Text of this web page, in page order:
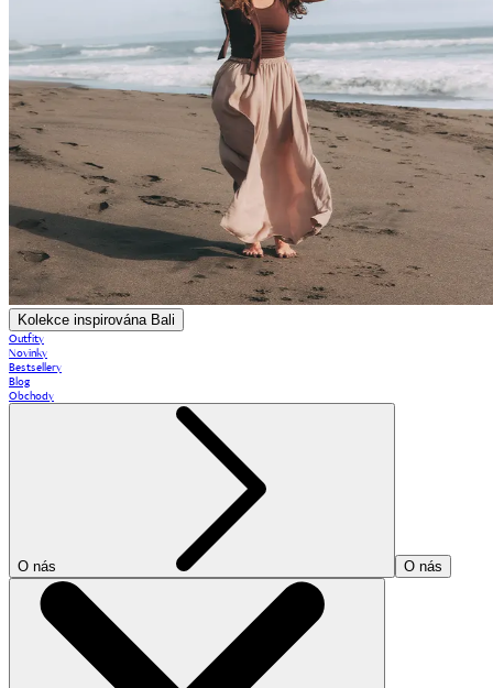
Kolekce inspirována Bali
Outfity
Novinky
Bestsellery
Blog
Obchody
O nás O nás